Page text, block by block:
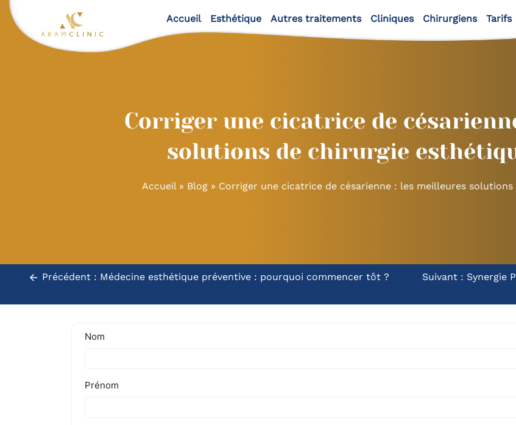
Accueil Esthétique Autres traitements Cliniques Chirurgiens Tarifs
Corriger une cicatrice de
solutions de chirurgie
Accueil » Blog » Corriger une cicatrice de césarienne : les meilleures
Précédent : Médecine esthétique préventive : pourquoi commencer tôt ? Suivant : Synergie